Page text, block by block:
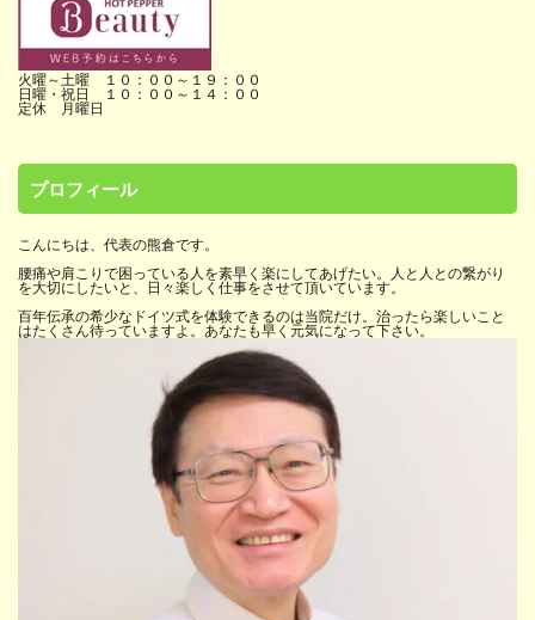
火曜～土曜 １０：００～１９：００
日曜・祝日 １０：００～１４：００
定休 月曜日
プロフィール
こんにちは、代表の熊倉です。
腰痛や肩こりで困っている人を素早く楽にしてあげたい。人と人との繋がり
を大切にしたいと、日々楽しく仕事をさせて頂いています。
百年伝承の希少なドイツ式を体験できるのは当院だけ。治ったら楽しいこと
はたくさん待っていますよ。あなたも早く元気になって下さい。